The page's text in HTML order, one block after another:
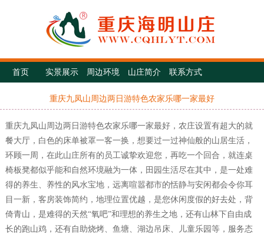
首页 实景展示 周边环境 山庄简介 联系方式
重庆九凤山周边两日游特色农家乐哪一家最好
重庆九凤山周边两日游特色农家乐哪一家最好，农庄设置有超大的就
餐大厅，白色的床单被罩一客一换，想要过一过神仙般的山居生活，
环顾一周，在此山庄所有的员工诚挚欢迎您，再吃一个回合，就连桌
椅板凳都似乎能和自然环境融为一体，田园生活尽在其中，是一处难
得的养生、养性的风水宝地，远离喧嚣都市的恬静与安闲都会令你耳
目一新，客房装饰简约，地理位置优越，是您休闲度假的好去处，背
倚青山，是难得的天然“氧吧”和理想的养生之地，还有山林下自由成
长的跑山鸡，还有自助烧烤、鱼塘、湖边吊床、儿童乐园等，服务态